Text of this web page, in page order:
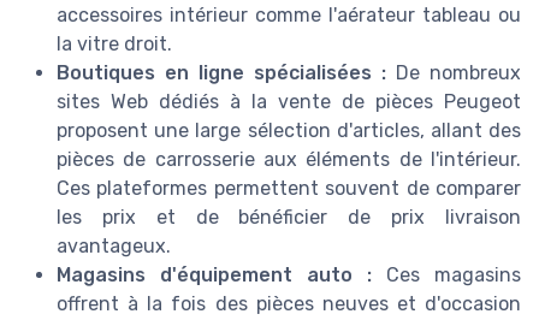
accessoires intérieur comme l'aérateur tableau ou
la vitre droit.
Boutiques en ligne spécialisées : De nombreux
sites Web dédiés à la vente de pièces Peugeot
proposent une large sélection d'articles, allant des
pièces de carrosserie aux éléments de l'intérieur.
Ces plateformes permettent souvent de comparer
les prix et de bénéficier de prix livraison
avantageux.
Magasins d'équipement auto : Ces magasins
offrent à la fois des pièces neuves et d'occasion